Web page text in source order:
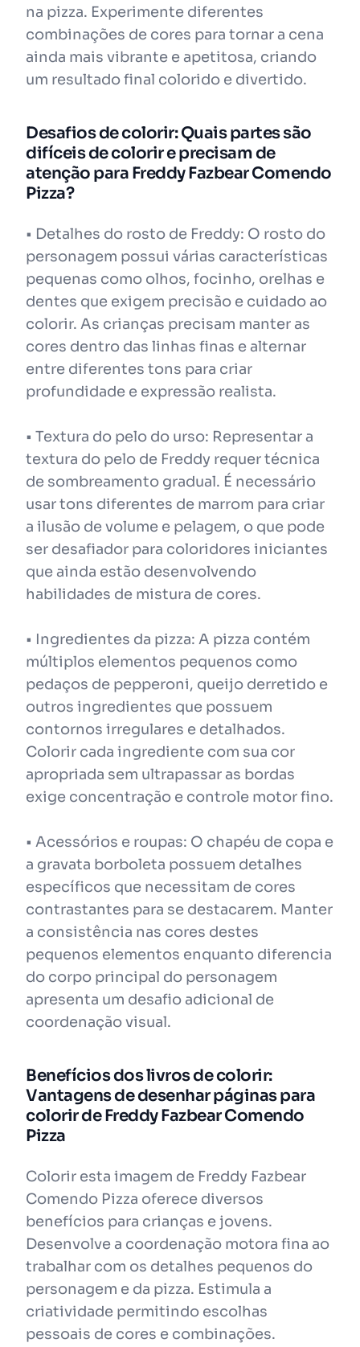
na pizza. Experimente diferentes
combinações de cores para tornar a cena
ainda mais vibrante e apetitosa, criando
um resultado final colorido e divertido.
Desafios de colorir: Quais partes são
difíceis de colorir e precisam de
atenção para Freddy Fazbear Comendo
Pizza?
• Detalhes do rosto de Freddy: O rosto do
personagem possui várias características
pequenas como olhos, focinho, orelhas e
dentes que exigem precisão e cuidado ao
colorir. As crianças precisam manter as
cores dentro das linhas finas e alternar
entre diferentes tons para criar
profundidade e expressão realista.
• Textura do pelo do urso: Representar a
textura do pelo de Freddy requer técnica
de sombreamento gradual. É necessário
usar tons diferentes de marrom para criar
a ilusão de volume e pelagem, o que pode
ser desafiador para coloridores iniciantes
que ainda estão desenvolvendo
habilidades de mistura de cores.
• Ingredientes da pizza: A pizza contém
múltiplos elementos pequenos como
pedaços de pepperoni, queijo derretido e
outros ingredientes que possuem
contornos irregulares e detalhados.
Colorir cada ingrediente com sua cor
apropriada sem ultrapassar as bordas
exige concentração e controle motor fino.
• Acessórios e roupas: O chapéu de copa e
a gravata borboleta possuem detalhes
específicos que necessitam de cores
contrastantes para se destacarem. Manter
a consistência nas cores destes
pequenos elementos enquanto diferencia
do corpo principal do personagem
apresenta um desafio adicional de
coordenação visual.
Benefícios dos livros de colorir:
Vantagens de desenhar páginas para
colorir de Freddy Fazbear Comendo
Pizza
Colorir esta imagem de Freddy Fazbear
Comendo Pizza oferece diversos
benefícios para crianças e jovens.
Desenvolve a coordenação motora fina ao
trabalhar com os detalhes pequenos do
personagem e da pizza. Estimula a
criatividade permitindo escolhas
pessoais de cores e combinações.